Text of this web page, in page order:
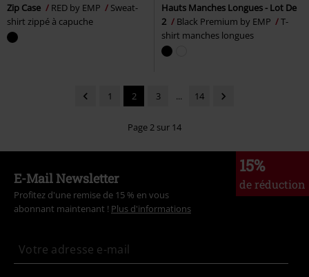
Zip Case RED by EMP
Sweat-
shirt zippé à capuche
Hauts Manches Longues - Lot De
2
Black Premium by EMP
T-
shirt manches longues
1 2 3 ... 14
Page 2 sur 14
15%
de réduction
E-Mail Newsletter
Profitez d'une remise de 15 % en vous
abonnant maintenant ! Plus d'informations